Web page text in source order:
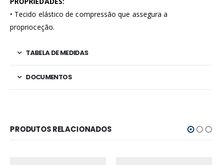
• Tecido elástico de compressão que assegura a
proprioceção.
TABELA DE MEDIDAS
DOCUMENTOS
PRODUTOS RELACIONADOS